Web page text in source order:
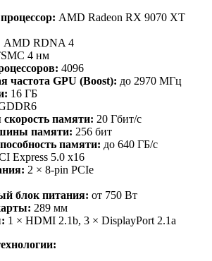
AMD Radeon RX 9070 XT
AMD RDNA 4
4 нм
4096
частота GPU (Boost): до 2970 МГц
16 ГБ
памяти: 20 Гбит/с
памяти: 256 бит
памяти: до 640 ГБ/с
Express 5.0 x16
2 × 8-pin PCIe
блок питания: от 750 Вт
289 мм
1 × HDMI 2.1b, 3 × DisplayPort 2.1a